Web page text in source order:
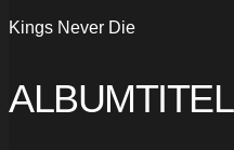
Kings Never Die
ALBUMTITEL